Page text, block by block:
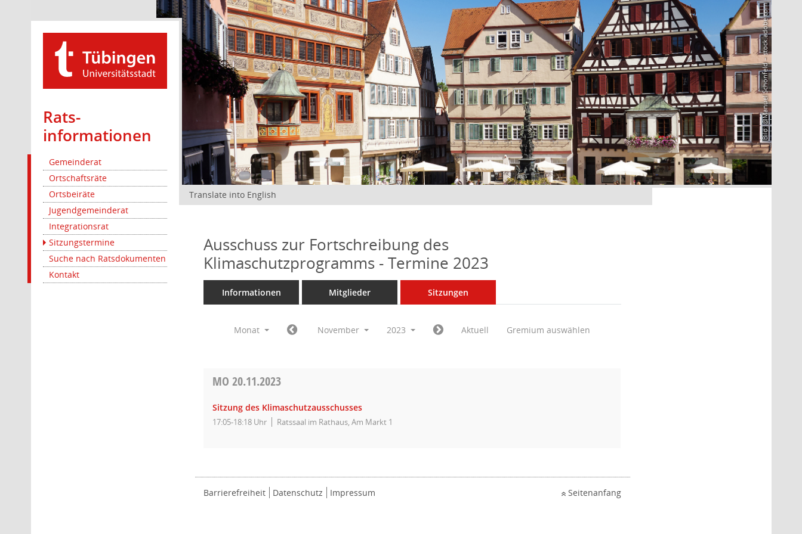
Rats­
informationen
Gemeinderat
Ortschaftsräte
Ortsbeiräte
Jugendgemeinderat
Integrationsrat
Sitzungstermine
Suche nach Ratsdokumenten
Kontakt
Bild: @Manuel Schönfeld – stock.adobe.com
Translate into English
Ausschuss zur Fortschreibung des
Klimaschutzprogramms - Termine 2023
Informationen Mitglieder Sitzungen
Monat November 2023 Aktuell Gremium auswählen
MO20.11.2023
Sitzung des Klimaschutzausschusses
17:05-18:18 Uhr Ratssaal im Rathaus, Am Markt 1
Barrierefreiheit Datenschutz Impressum Seitenanfang